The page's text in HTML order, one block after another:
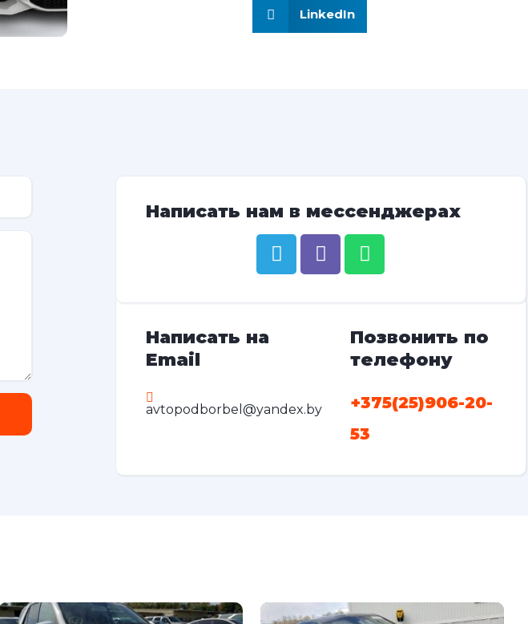
LinkedIn
Написать нам в мессенджерах
Написать на
Email
avtopodborbel@yandex.by
Позвонить по
телефону
+375(25)906-20-
53